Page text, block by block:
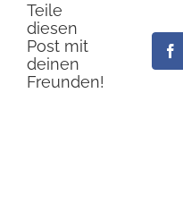
Teile
diesen
Post mit
deinen
Freunden!